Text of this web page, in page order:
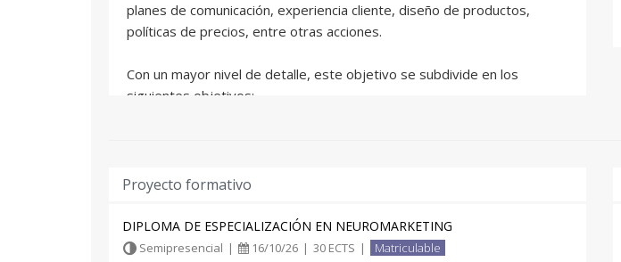
planes de comunicación, experiencia cliente, diseño de productos,
políticas de precios, entre otras acciones.
Con un mayor nivel de detalle, este objetivo se subdivide en los
siguientes objetivos:
y para el conocimiento de clientes y consumidores.
posterior toma de decisiones aplicando lo aprendido en clase, fijando
objetivos y metas, indicando estrategias a seguir, planificando acciones
Proyecto formativo
DIPLOMA DE ESPECIALIZACIÓN EN NEUROMARKETING
Semipresencial | 16/10/26 | 30 ECTS | Matriculable